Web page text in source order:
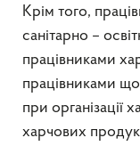
Крім того,
санітарно –
працівниками
працівниками
при організації
харчових